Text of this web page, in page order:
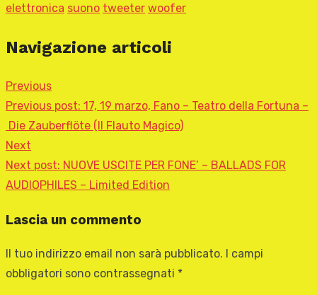
elettronica suono tweeter woofer
Navigazione articoli
Previous
Previous post: 17, 19 marzo, Fano – Teatro della Fortuna –
Die Zauberflöte (Il Flauto Magico)
Next
Next post: NUOVE USCITE PER FONE’ – BALLADS FOR
AUDIOPHILES – Limited Edition
Lascia un commento
Il tuo indirizzo email non sarà pubblicato.
I campi
obbligatori sono contrassegnati *